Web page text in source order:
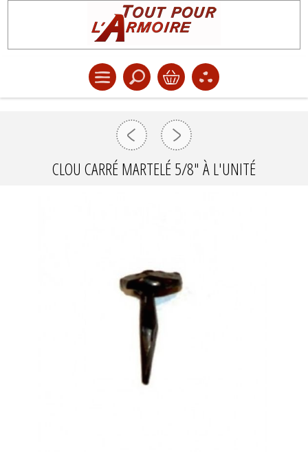
CLOU CARRÉ MARTELÉ 5/8" À L'UNITÉ